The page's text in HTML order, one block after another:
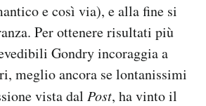
e così via), e alla fine si
Per ottenere risultati più
Gondry incoraggia a
meglio ancora se lontanissimi
vista dal Post, ha vinto il